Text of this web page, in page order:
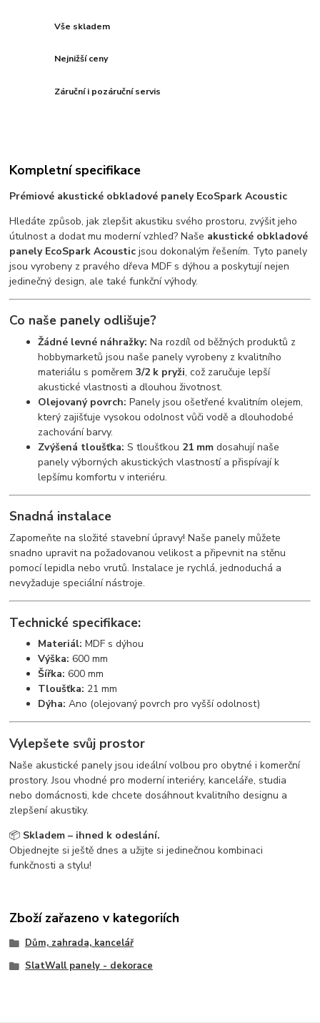
Vše skladem
Nejnižší ceny
Záruční i pozáruční servis
Kompletní specifikace
Prémiové akustické obkladové panely EcoSpark Acoustic
Hledáte způsob, jak zlepšit akustiku svého prostoru, zvýšit jeho
útulnost a dodat mu moderní vzhled? Naše akustické obkladové
panely EcoSpark Acoustic jsou dokonalým řešením. Tyto panely
jsou vyrobeny z pravého dřeva MDF s dýhou a poskytují nejen
jedinečný design, ale také funkční výhody.
Co naše panely odlišuje?
Žádné levné náhražky: Na rozdíl od běžných produktů z
hobbymarketů jsou naše panely vyrobeny z kvalitního
materiálu s poměrem3/2 k pryži, což zaručuje lepší
akustické vlastnosti a dlouhou životnost.
Olejovaný povrch: Panely jsou ošetřené kvalitním olejem,
který zajišťuje vysokou odolnost vůči vodě a dlouhodobé
zachování barvy.
Zvýšená tloušťka: S tloušťkou 21 mm dosahují naše
panely výborných akustických vlastností a přispívají k
lepšímu komfortu v interiéru.
Snadná instalace
Zapomeňte na složité stavební úpravy! Naše panely můžete
snadno upravit na požadovanou velikost a připevnit na stěnu
pomocí lepidla nebo vrutů. Instalace je rychlá, jednoduchá a
nevyžaduje speciální nástroje.
Technické specifikace:
Materiál: MDF s dýhou
Výška: 600 mm
Šířka: 600 mm
Tloušťka: 21 mm
Dýha: Ano (olejovaný povrch pro vyšší odolnost)
Vylepšete svůj prostor
Naše akustické panely jsou ideální volbou pro obytné i komerční
prostory. Jsou vhodné pro moderní interiéry, kanceláře, studia
nebo domácnosti, kde chcete dosáhnout kvalitního designu a
zlepšení akustiky.
📦 Skladem – ihned k odeslání.
Objednejte si ještě dnes a užijte si jedinečnou kombinaci
funkčnosti a stylu!
Zboží zařazeno v kategoriích
Dům, zahrada, kancelář
SlatWall panely - dekorace